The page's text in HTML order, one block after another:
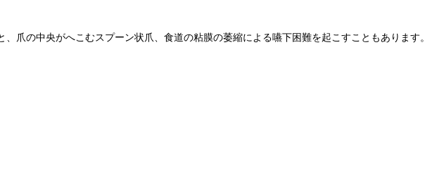
、爪の中央がへこむスプーン状爪、食道の粘膜の萎縮による嚥下困難を起こすこともあります。